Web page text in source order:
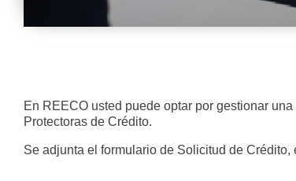
En REECO usted puede optar por gestionar
Protectoras de Crédito.
Se adjunta el formulario de Solicitud de